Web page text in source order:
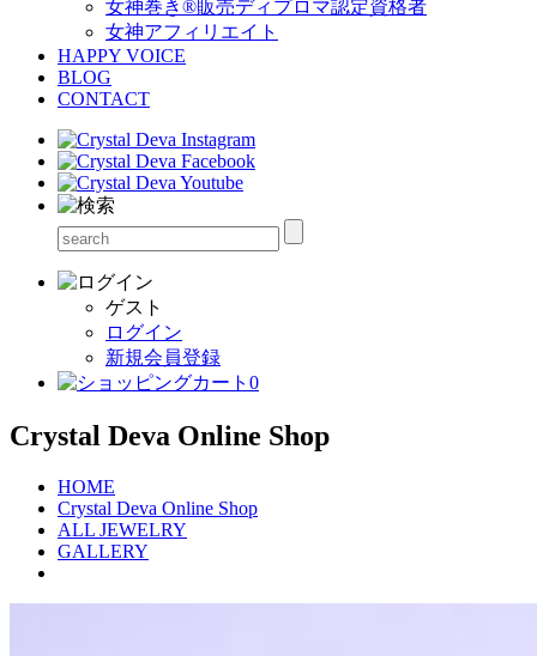
女神巻き®販売ディプロマ認定資格者
女神アフィリエイト
HAPPY VOICE
BLOG
CONTACT
ゲスト
ログイン
新規会員登録
0
Crystal Deva Online Shop
HOME
Crystal Deva Online Shop
ALL JEWELRY
GALLERY